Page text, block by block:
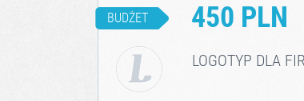
BUDŻET 450 PLN
LOGOTYP DLA